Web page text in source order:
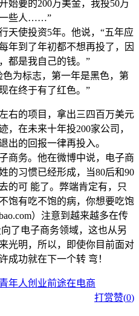
始要的200万美金，我投50万
一些人……”
天使投资5年。他说，“五年应
年到了年初都不想再投了，因
都是我自己的钱。”
为标志，第一年是黑色，第
在终于有了红色。”
右的项目，拿出三四百万美元
，在未来十年投200家公司，
出的回报一律再投入。
商务。他在微博中说，电子商
的习惯已经形成，当80后和90
的可 能了。弊端肯定有，只
饱有吃不饱的病，你想要吃饱
）注意到越来越多在传
了电子商务领域，这也从另
光明，所以，即使你目前面对
成功就在下一个转 弯！
年人创业前途在电商
打赏赞(0)